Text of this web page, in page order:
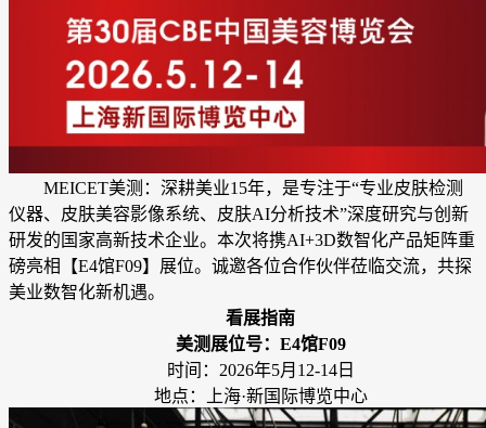
MEICET美测：深耕美业15年，是专注于“专业皮肤检测
仪器、皮肤美容影像系统、皮肤AI分析技术”深度研究与创新
研发的国家高新技术企业。本次将携AI+3D数智化产品矩阵重
磅亮相【E4馆F09】展位。诚邀各位合作伙伴莅临交流，共探
美业数智化新机遇。
看展指南
美测展位号：E4馆F09
时间：2026年5月12-14日
地点：上海·新国际博览中心